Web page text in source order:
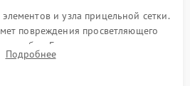
и узла прицельной сетки.
повреждения просветляющего
грибка. Бережная очистка стекол
целостности гравированной
Подробнее